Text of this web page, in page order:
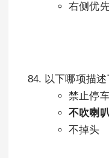
右侧优
以下哪项描述
禁止停
不吹喇叭
不掉头